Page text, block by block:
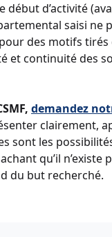
d’activité
saisi ne
des motifs tirés
et continuité des
demandez
clairement,
sont les
qu’il n’existe
du but recherché.